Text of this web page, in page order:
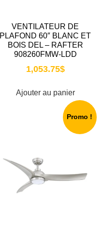
VENTILATEUR DE
PLAFOND 60″ BLANC ET
BOIS DEL – RAFTER
908260FMW-LDD
1,053.75$
Ajouter au panier
Promo !